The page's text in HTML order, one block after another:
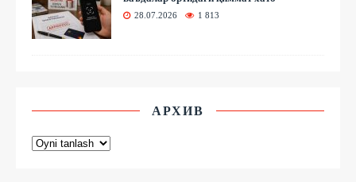
28.07.2026 1 813
АРХИВ